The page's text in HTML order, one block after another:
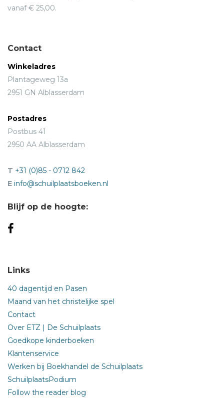
vanaf € 25,00.
Contact
Winkeladres
Plantageweg 13a
2951 GN Alblasserdam
Postadres
Postbus 41
2950 AA Alblasserdam
T +31 (0)85 - 0712 842
E info@schuilplaatsboeken.nl
Blijf op de hoogte:
Links
40 dagentijd en Pasen
Maand van het christelijke spel
Contact
Over ETZ | De Schuilplaats
Goedkope kinderboeken
Klantenservice
Werken bij Boekhandel de Schuilplaats
SchuilplaatsPodium
Follow the reader blog